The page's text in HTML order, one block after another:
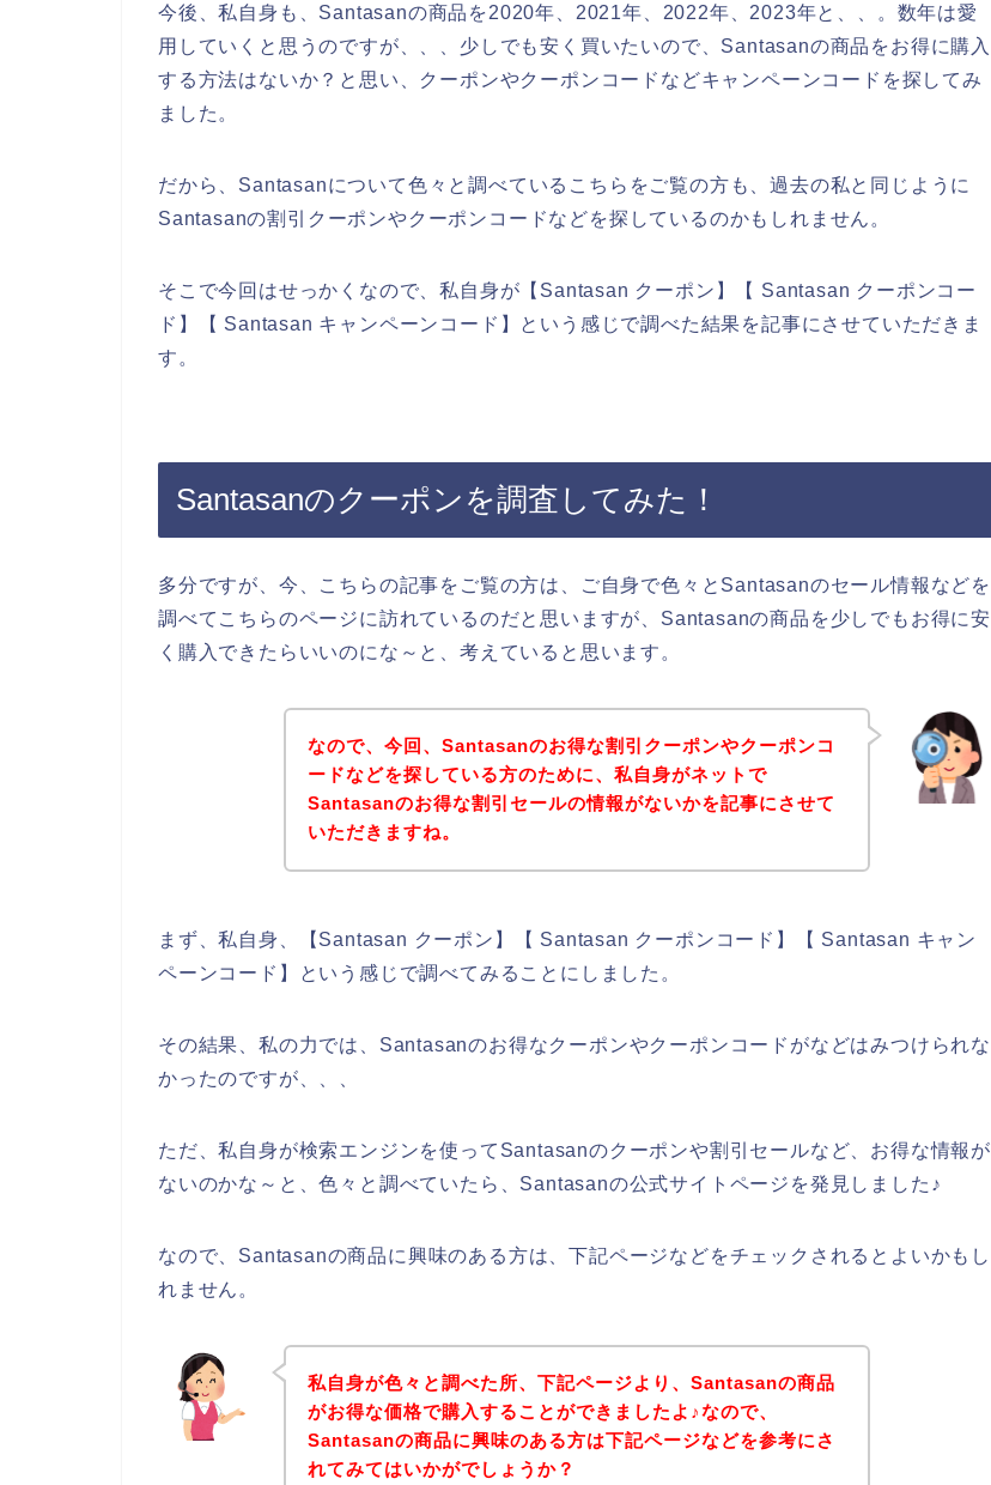
今後、私自身も、Santasanの商品を2020年、2021年、2022年、2023年と、、。数年は愛
用していくと思うのですが、、、少しでも安く買いたいので、Santasanの商品をお得に購入
する方法はないか？と思い、クーポンやクーポンコードなどキャンペーンコードを探してみ
ました。
だから、Santasanについて色々と調べているこちらをご覧の方も、過去の私と同じように
Santasanの割引クーポンやクーポンコードなどを探しているのかもしれません。
そこで今回はせっかくなので、私自身が【Santasan クーポン】【 Santasan クーポンコー
ド】【 Santasan キャンペーンコード】という感じで調べた結果を記事にさせていただきま
す。
Santasanのクーポンを調査してみた！
多分ですが、今、こちらの記事をご覧の方は、ご自身で色々とSantasanのセール情報などを
調べてこちらのページに訪れているのだと思いますが、Santasanの商品を少しでもお得に安
く購入できたらいいのにな～と、考えていると思います。
なので、今回、Santasanのお得な割引クーポンやクーポンコ
ードなどを探している方のために、私自身がネットで
Santasanのお得な割引セールの情報がないかを記事にさせて
いただきますね。
まず、私自身、【Santasan クーポン】【 Santasan クーポンコード】【 Santasan キャン
ペーンコード】という感じで調べてみることにしました。
その結果、私の力では、Santasanのお得なクーポンやクーポンコードがなどはみつけられな
かったのですが、、、
ただ、私自身が検索エンジンを使ってSantasanのクーポンや割引セールなど、お得な情報が
ないのかな～と、色々と調べていたら、Santasanの公式サイトページを発見しました♪
なので、Santasanの商品に興味のある方は、下記ページなどをチェックされるとよいかもし
れません。
私自身が色々と調べた所、下記ページより、Santasanの商品
がお得な価格で購入することができましたよ♪なので、
Santasanの商品に興味のある方は下記ページなどを参考にさ
れてみてはいかがでしょうか？